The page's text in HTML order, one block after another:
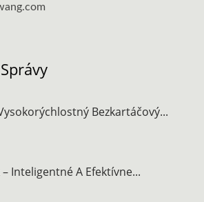
Bezkartáčový...
Inteligentné A Efektívne...